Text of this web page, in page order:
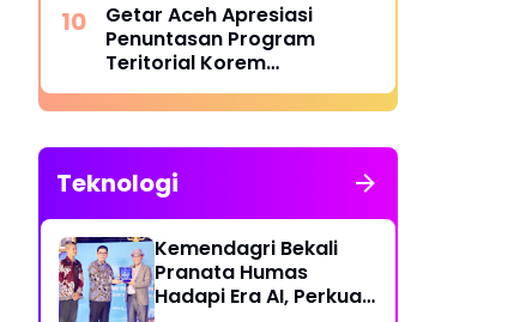
Getar Aceh Apresiasi
Penuntasan Program
Teritorial Korem
011/Lilawangsa Pasca
Bencana di Aceh
Teknologi
Kemendagri Bekali
Pranata Humas
Hadapi Era AI, Perkuat